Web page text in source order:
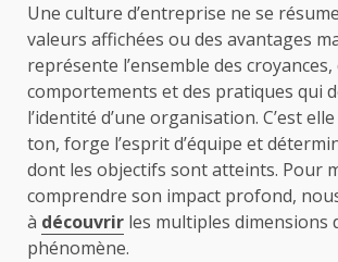
Une culture d’entreprise ne se
valeurs affichées ou des avantages
représente l’ensemble des croyances,
comportements et des pratiques qui
l’identité d’une organisation. C’est
ton, forge l’esprit d’équipe et
dont les objectifs sont atteints. Pour
comprendre son impact profond,
à découvrir les multiples dimensions
phénomène.